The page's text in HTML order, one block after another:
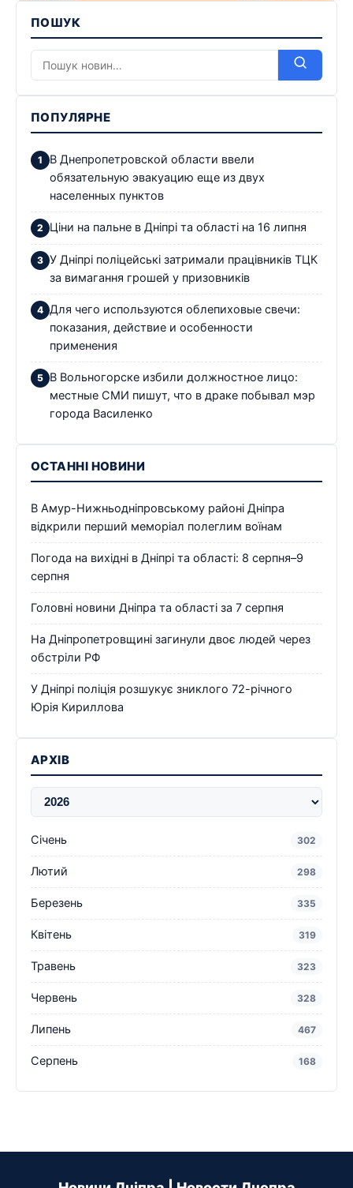
ПОШУК
ПОПУЛЯРНЕ
В Днепропетровской области ввели
обязательную эвакуацию еще из двух
населенных пунктов
Ціни на пальне в Дніпрі та області на 16 липня
У Дніпрі поліцейські затримали працівників ТЦК
за вимагання грошей у призовників
Для чего используются облепиховые свечи:
показания, действие и особенности
применения
В Вольногорске избили должностное лицо:
местные СМИ пишут, что в драке побывал мэр
города Василенко
ОСТАННІ НОВИНИ
В Амур-Нижньодніпровському районі Дніпра
відкрили перший меморіал полеглим воїнам
Погода на вихідні в Дніпрі та області: 8 серпня–9
серпня
Головні новини Дніпра та області за 7 серпня
На Дніпропетровщині загинули двоє людей через
обстріли РФ
У Дніпрі поліція розшукує зниклого 72-річного
Юрія Кириллова
АРХІВ
Січень 302
Лютий 298
Березень 335
Квітень 319
Травень 323
Червень 328
Липень 467
Серпень 168